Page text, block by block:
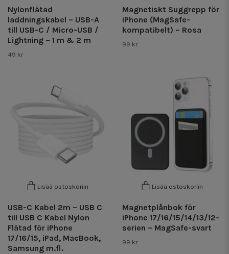
Nylonflätad
laddningskabel – USB-A
till USB-C / Micro-USB /
Lightning – 1 m & 2 m
49 kr
Magnetiskt Suggrepp för
iPhone (MagSafe-
kompatibelt) – Rosa
99 kr
Lisää ostoskoriin
USB-C Kabel 2m – USB C
till USB C Kabel Nylon
Flätad för iPhone
17/16/15, iPad, MacBook,
Samsung m.fl.
Lisää ostoskoriin
Magnetplånbok för
iPhone 17/16/15/14/13/12-
serien – MagSafe-svart
99 kr